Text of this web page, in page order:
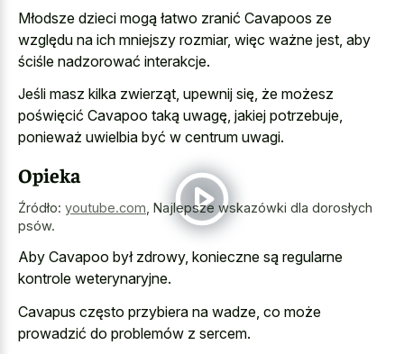
Młodsze dzieci mogą łatwo zranić Cavapoos ze
względu na ich mniejszy rozmiar, więc ważne jest, aby
ściśle nadzorować interakcje.
Jeśli masz kilka zwierząt, upewnij się, że możesz
poświęcić Cavapoo taką uwagę, jakiej potrzebuje,
ponieważ uwielbia być w centrum uwagi.
Opieka
Źródło: youtube.com Najlepsze wskazówki dla dorosłych
psów.
Aby Cavapoo był zdrowy, konieczne są regularne
kontrole weterynaryjne.
Cavapus często przybiera na wadze, co może
prowadzić do problemów z sercem.